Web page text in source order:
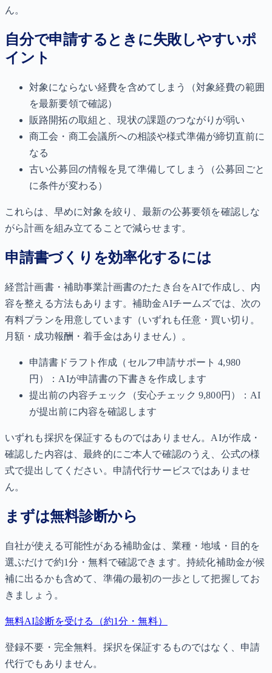
ん。
自分で申請するときに失敗しやすいポ
イント
対象にならない経費を含めてしまう（対象経費の範囲
を最新要領で確認）
販路開拓の取組と、現状の課題のつながりが弱い
商工会・商工会議所への相談や様式準備が締切直前に
なる
古い公募回の情報を見て準備してしまう（公募回ごと
に条件が変わる）
これらは、早めに対象を絞り、最新の公募要領を確認しな
がら計画を組み立てることで減らせます。
申請書づくりを効率化するには
経営計画書・補助事業計画書のたたき台をAIで作成し、内
容を整える方法もあります。補助金AIチームズでは、次の
有料プランを用意しています（いずれも任意・買い切り。
月額・成功報酬・着手金はありません）。
申請書ドラフト作成（セルフ申請サポート 4,980
円）：AIが申請書の下書きを作成します
提出前の内容チェック（安心チェック 9,800円）：AI
が提出前に内容を確認します
いずれも採択を保証するものではありません。AIが作成・
確認した内容は、最終的にご本人で確認のうえ、公式の様
式で提出してください。申請代行サービスではありませ
ん。
まずは無料診断から
自社が使える可能性がある補助金は、業種・地域・目的を
選ぶだけで約1分・無料で確認できます。持続化補助金が候
補に出るかも含めて、準備の最初の一歩として把握してお
きましょう。
無料AI診断を受ける（約1分・無料）
登録不要・完全無料。採択を保証するものではなく、申請
代行でもありません。